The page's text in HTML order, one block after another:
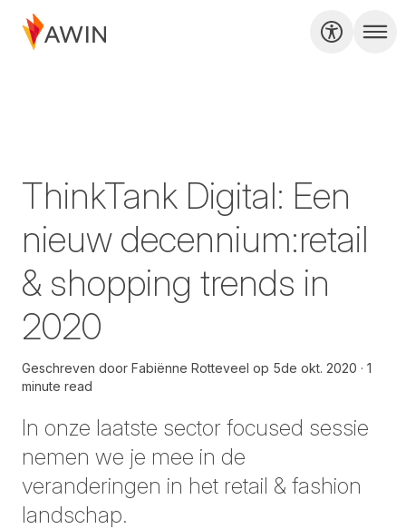
ThinkTank Digital: Een
nieuw decennium:retail
& shopping trends in
2020
Geschreven door Fabiënne Rotteveel op 5de okt. 2020
1
minute read
In onze laatste sector focused sessie
nemen we je mee in de
veranderingen in het retail & fashion
landschap.